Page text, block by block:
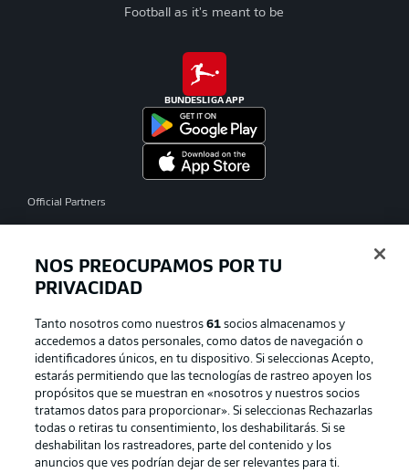
Football as it's meant to be
BUNDESLIGA APP
Official Partners
Publicidad Aviso legal
Gestionar las preferencias Declaracion de privacidad
NOS PREOCUPAMOS POR TU
PRIVACIDAD
Tanto nosotros como nuestros61 socios almacenamos y
accedemos a datos personales, como datos de navegación o
identificadores únicos, en tu dispositivo. Si seleccionas Acepto,
estarás permitiendo que las tecnologías de rastreo apoyen los
propósitos que se muestran en «nosotros y nuestros socios
tratamos datos para proporcionar». Si seleccionas Rechazarlas
todas o retiras tu consentimiento, los deshabilitarás. Si se
deshabilitan los rastreadores, parte del contenido y los
anuncios que ves podrían dejar de ser relevantes para ti.